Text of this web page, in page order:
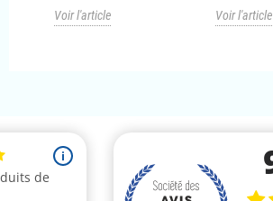
Voir l'article Voir l'article